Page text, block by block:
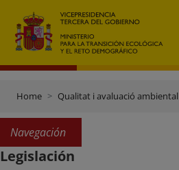
Home Qualitat i avaluació ambiental
Navegación
Legislación